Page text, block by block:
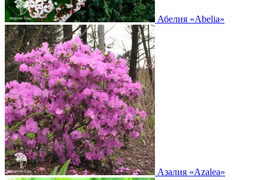
Абелия «Abelia»
Азалия «Azalea»